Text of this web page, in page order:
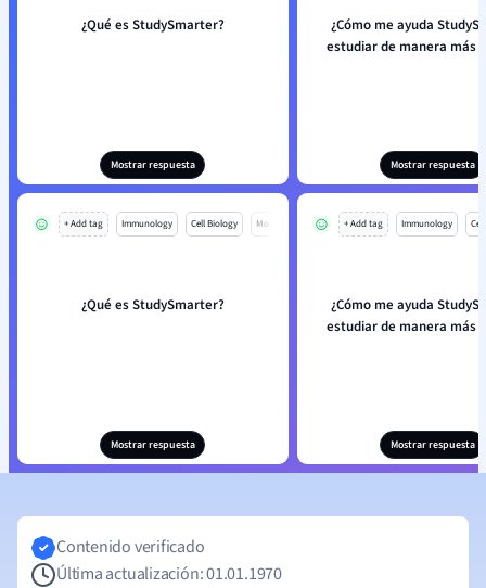
¿Qué es StudySmarter?
Mostrar respuesta
¿Cómo me ayuda
estudiar de manera más
Mostrar respuesta
+ Add tag Immunology Cell Biology Mo
¿Qué es StudySmarter?
Mostrar respuesta
+ Add tag Immunology
¿Cómo me ayuda
estudiar de manera más
Mostrar respuesta
Contenido verificado
Última actualización: 01.01.1970